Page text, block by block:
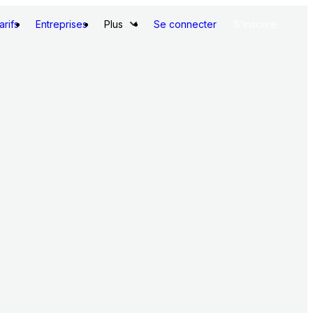
Entreprises Plus Se connecter